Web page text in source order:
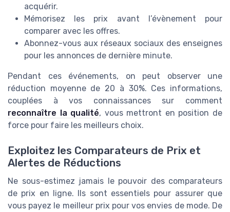
acquérir.
Mémorisez les prix avant l’évènement pour
comparer avec les offres.
Abonnez-vous aux réseaux sociaux des enseignes
pour les annonces de dernière minute.
Pendant ces événements, on peut observer une
réduction moyenne de 20 à 30%. Ces informations,
couplées à vos connaissances sur comment
reconnaître la qualité, vous mettront en position de
force pour faire les meilleurs choix.
Exploitez les Comparateurs de Prix et
Alertes de Réductions
Ne sous-estimez jamais le pouvoir des comparateurs
de prix en ligne. Ils sont essentiels pour assurer que
vous payez le meilleur prix pour vos envies de mode. De